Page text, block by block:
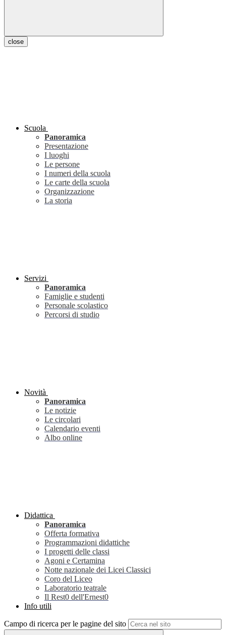
close
Scuola
Panoramica
Presentazione
I luoghi
Le persone
I numeri della scuola
Le carte della scuola
Organizzazione
La storia
Servizi
Panoramica
Famiglie e studenti
Personale scolastico
Percorsi di studio
Novità
Panoramica
Le notizie
Le circolari
Calendario eventi
Albo online
Didattica
Panoramica
Offerta formativa
Programmazioni didattiche
I progetti delle classi
Agoni e Certamina
Notte nazionale dei Licei Classici
Coro del Liceo
Laboratorio teatrale
Il Rest0 dell'Ernest0
Info utili
Campo di ricerca per le pagine del sito